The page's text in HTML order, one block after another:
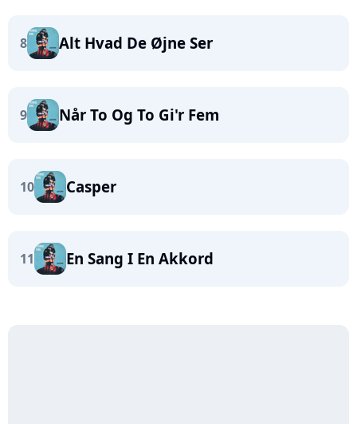
8 Alt Hvad De Øjne Ser
9 Når To Og To Gi'r Fem
10 Casper
11 En Sang I En Akkord